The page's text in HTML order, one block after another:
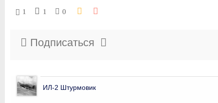
1 1 0
Подписаться
ИЛ-2 Штурмовик